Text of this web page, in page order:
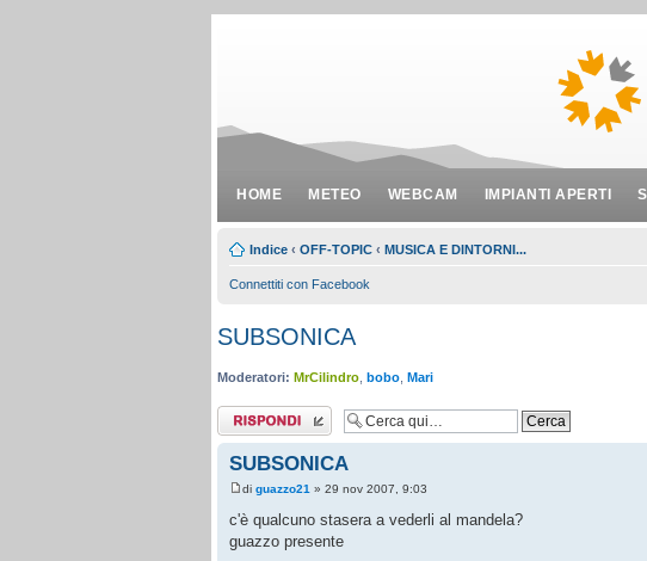
HOME METEO WEBCAM IMPIANTI APERTI
Indice ‹ OFF-TOPIC ‹ MUSICA E DINTORNI...
Connettiti con Facebook
SUBSONICA
Moderatori: MrCilindro bobo Mari
Rispondi al
messaggio
SUBSONICA
di guazzo21 » 29 nov 2007, 9:03
c'è qualcuno stasera a vederli al mandela?
guazzo presente